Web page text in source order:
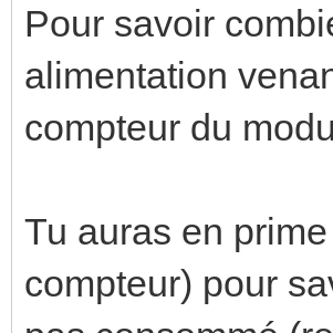
Pour savoir
alimentation
compteur du
Tu auras en
compteur) pour